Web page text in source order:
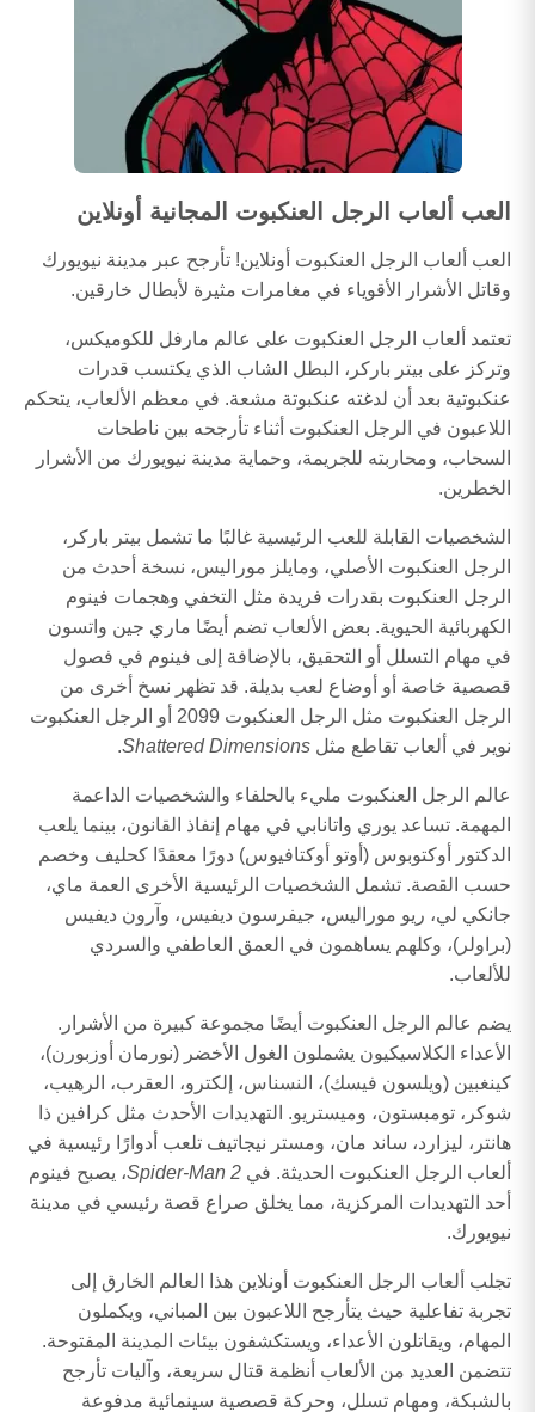
العب ألعاب الرجل العنكبوت المجانية أونلاين
العب ألعاب الرجل العنكبوت أونلاين! تأرجح عبر مدينة نيويورك
وقاتل الأشرار الأقوياء في مغامرات مثيرة لأبطال خارقين.
تعتمد ألعاب الرجل العنكبوت على عالم مارفل للكوميكس،
وتركز على بيتر باركر، البطل الشاب الذي يكتسب قدرات
عنكبوتية بعد أن لدغته عنكبوتة مشعة. في معظم الألعاب، يتحكم
اللاعبون في الرجل العنكبوت أثناء تأرجحه بين ناطحات
السحاب، ومحاربته للجريمة، وحماية مدينة نيويورك من الأشرار
الخطرين.
الشخصيات القابلة للعب الرئيسية غالبًا ما تشمل بيتر باركر،
الرجل العنكبوت الأصلي، ومايلز موراليس، نسخة أحدث من
الرجل العنكبوت بقدرات فريدة مثل التخفي وهجمات فينوم
الكهربائية الحيوية. بعض الألعاب تضم أيضًا ماري جين واتسون
في مهام التسلل أو التحقيق، بالإضافة إلى فينوم في فصول
قصصية خاصة أو أوضاع لعب بديلة. قد تظهر نسخ أخرى من
الرجل العنكبوت مثل الرجل العنكبوت 2099 أو الرجل العنكبوت
نوير في ألعاب تقاطع مثل Shattered Dimensions
.
عالم الرجل العنكبوت مليء بالحلفاء والشخصيات الداعمة
المهمة. تساعد يوري واتانابي في مهام إنفاذ القانون، بينما يلعب
الدكتور أوكتوبوس (أوتو أوكتافيوس) دورًا معقدًا كحليف وخصم
حسب القصة. تشمل الشخصيات الرئيسية الأخرى العمة ماي،
جانكي لي، ريو موراليس، جيفرسون ديفيس، وآرون ديفيس
(براولر)، وكلهم يساهمون في العمق العاطفي والسردي
للألعاب.
يضم عالم الرجل العنكبوت أيضًا مجموعة كبيرة من الأشرار.
الأعداء الكلاسيكيون يشملون الغول الأخضر (نورمان أوزبورن)،
كينغبين (ويلسون فيسك)، النسناس، إلكترو، العقرب، الرهيب،
شوكر، تومبستون، وميستريو. التهديدات الأحدث مثل كرافين ذا
هانتر، ليزارد، ساند مان، ومستر نيجاتيف تلعب أدوارًا رئيسية في
ألعاب الرجل العنكبوت الحديثة. في Spider-Man 2، يصبح فينوم
أحد التهديدات المركزية، مما يخلق صراع قصة رئيسي في مدينة
نيويورك.
تجلب ألعاب الرجل العنكبوت أونلاين هذا العالم الخارق إلى
تجربة تفاعلية حيث يتأرجح اللاعبون بين المباني، ويكملون
المهام، ويقاتلون الأعداء، ويستكشفون بيئات المدينة المفتوحة.
تتضمن العديد من الألعاب أنظمة قتال سريعة، وآليات تأرجح
بالشبكة، ومهام تسلل، وحركة قصصية سينمائية مدفوعة